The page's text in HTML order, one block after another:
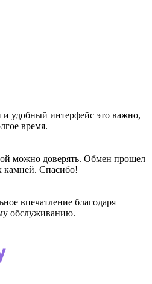
удобный интерфейс это важно,
время.
можно доверять. Обмен прошел
камней. Спасибо!
впечатление благодаря
обслуживанию.